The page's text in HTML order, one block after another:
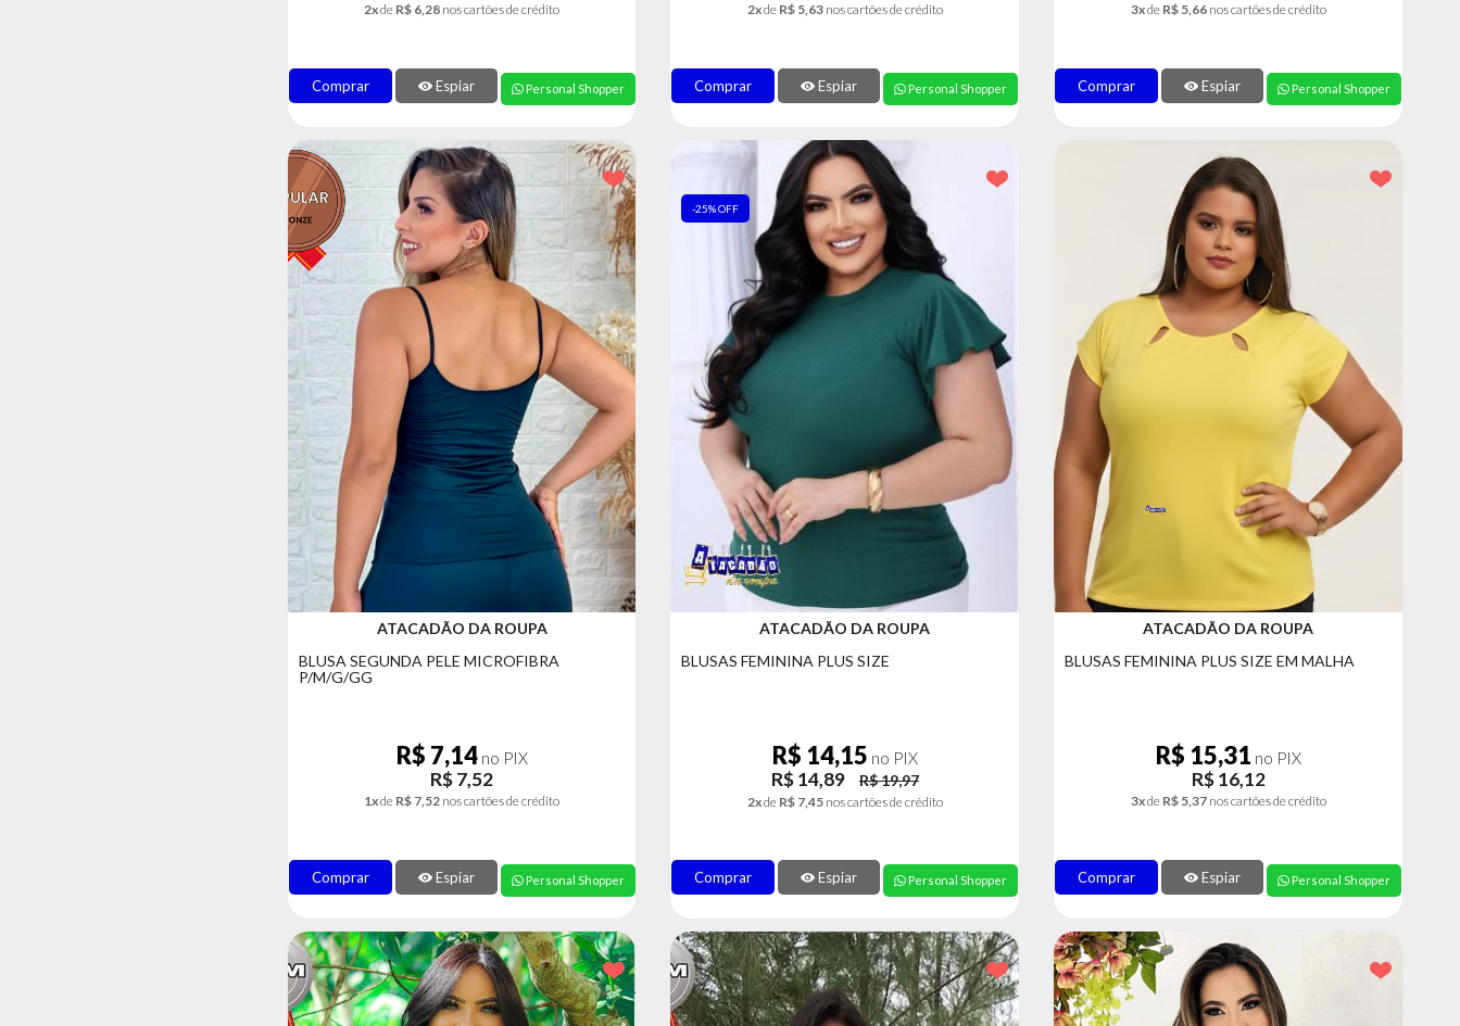
2xde R$ 6,28 nos cartões de crédito
Comprar Espiar Personal Shopper
2xde R$ 5,63 nos cartões de crédito
Comprar Espiar Personal Shopper
3xde R$ 5,66 nos cartões de crédito
Comprar Espiar Personal Shopper
ATACADÃO DA ROUPA
BLUSA SEGUNDA PELE MICROFIBRA
P/M/G/GG
R$ 7,14no PIX
R$ 7,52
1xde R$ 7,52 nos cartões de crédito
Comprar Espiar Personal Shopper
ATACADÃO DA ROUPA
BLUSAS FEMININA PLUS SIZE
-25% OFF
R$ 14,15 no PIX
R$ 14,89 R$ 19,97
2xde R$ 7,45 nos cartões de crédito
Comprar Espiar Personal Shopper
ATACADÃO DA ROUPA
BLUSAS FEMININA PLUS SIZE EM MALHA
R$ 15,31 no PIX
R$ 16,12
3xde R$ 5,37 nos cartões de crédito
Comprar Espiar Personal Shopper